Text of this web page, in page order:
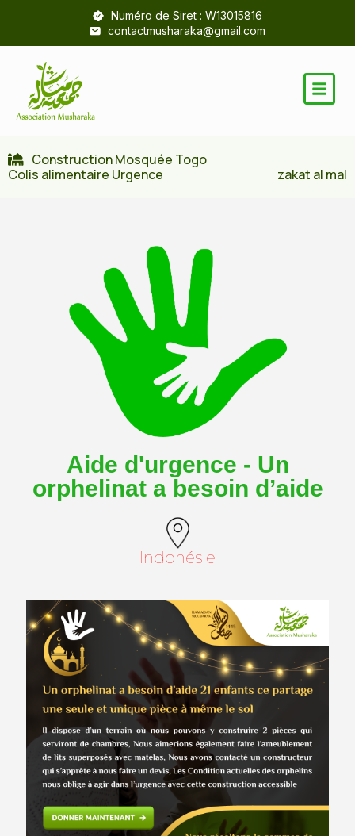
Numéro de Siret : W13015816
contactmusharaka@gmail.com
Construction Mosquée Togo
Colis alimentaire Urgence
zakat al mal
Aide d'urgence - Un
orphelinat a besoin d’aide
Indonésie